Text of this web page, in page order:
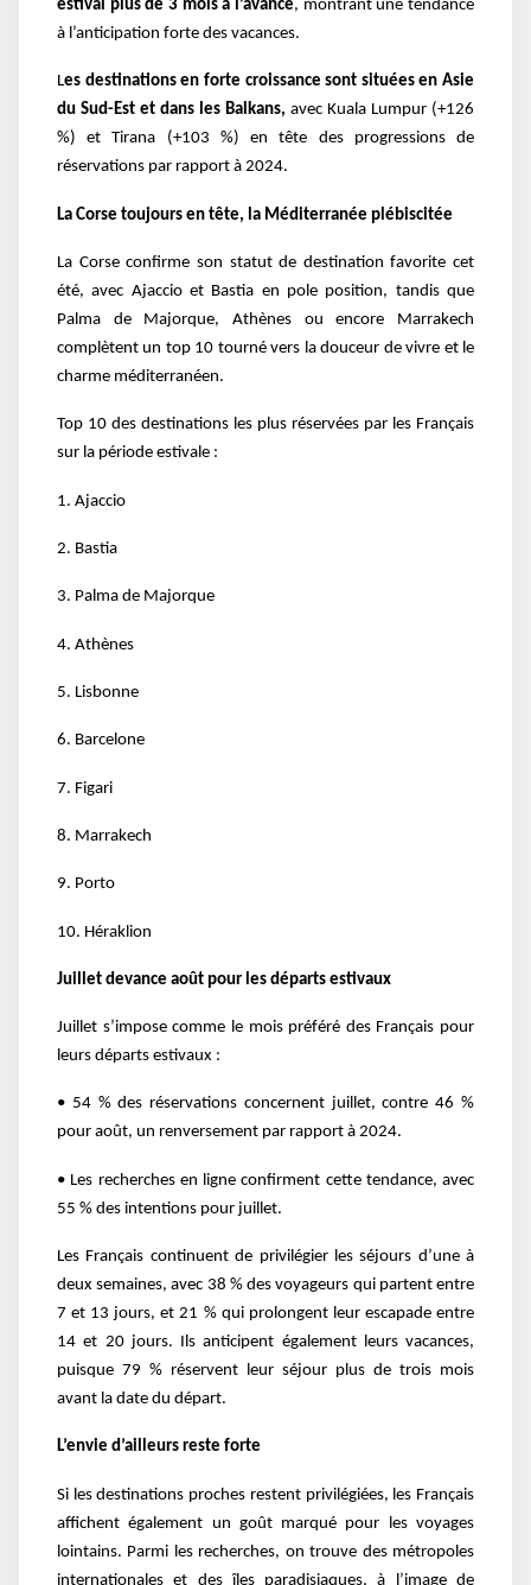
estival plus de 3 mois à l’avance, montrant une tendance
à l’anticipation forte des vacances.
Les destinations en forte croissance sont situées en Asie
du Sud-Est et dans les Balkans, avec Kuala Lumpur (+126
%) et Tirana (+103 %) en tête des progressions de
réservations par rapport à 2024.
La Corse toujours en tête, la Méditerranée plébiscitée
La Corse confirme son statut de destination favorite cet
été, avec Ajaccio et Bastia en pole position, tandis que
Palma de Majorque, Athènes ou encore Marrakech
complètent un top 10 tourné vers la douceur de vivre et le
charme méditerranéen.
Top 10 des destinations les plus réservées par les Français
sur la période estivale :
1. Ajaccio
2. Bastia
3. Palma de Majorque
4. Athènes
5. Lisbonne
6. Barcelone
7. Figari
8. Marrakech
9. Porto
10. Héraklion
Juillet devance août pour les départs estivaux
Juillet s’impose comme le mois préféré des Français pour
leurs départs estivaux :
• 54 % des réservations concernent juillet, contre 46 %
pour août, un renversement par rapport à 2024.
• Les recherches en ligne confirment cette tendance, avec
55 % des intentions pour juillet.
Les Français continuent de privilégier les séjours d’une à
deux semaines, avec 38 % des voyageurs qui partent entre
7 et 13 jours, et 21 % qui prolongent leur escapade entre
14 et 20 jours. Ils anticipent également leurs vacances,
puisque 79 % réservent leur séjour plus de trois mois
avant la date du départ.
L’envie d’ailleurs reste forte
Si les destinations proches restent privilégiées, les Français
affichent également un goût marqué pour les voyages
lointains. Parmi les recherches, on trouve des métropoles
internationales et des îles paradisiaques, à l’image de